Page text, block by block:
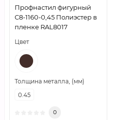
Профнастил фигурный
C8-1160-0,45 Полиэстер в
пленке RAL8017
Цвет
Толщина металла, (мм)
0.45
0